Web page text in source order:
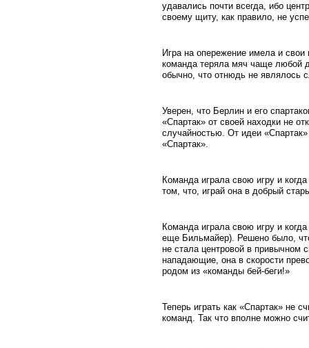
удавались почти всегда, ибо
своему щиту, как правило, не
Игра на опережение имела и
команда теряла мяч чаще любой
обычно, что отнюдь не являлось
Уверен, что Берлин и его
«Спартак» от своей находки не
случайностью. От идеи
«Спартак».
Команда играла свою игру и
том, что, играй она в добрый
Команда играла свою игру и
еще Бильмайер). Решено было,
не стала центровой в привычном
нападающие, она в скорости
родом из «команды бей-беги!»
Теперь играть как «Спартак» не
команд. Так что вполне можно